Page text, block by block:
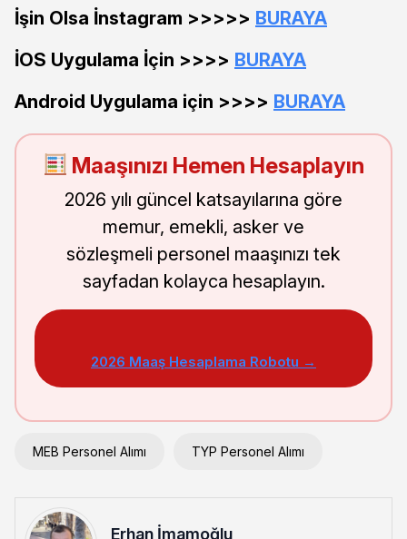
İşin Olsa İnstagram >>>>> BURAYA
İOS Uygulama İçin >>>> BURAYA
Android Uygulama için >>>> BURAYA
Maaşınızı Hemen Hesaplayın
2026 yılı güncel katsayılarına göre
memur, emekli, asker ve
sözleşmeli personel maaşınızı tek
sayfadan kolayca hesaplayın.
2026 Maaş Hesaplama Robotu →
MEB Personel Alımı TYP Personel Alımı
Erhan İmamoğlu